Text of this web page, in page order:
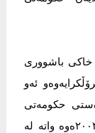
ریفراندۆمەوە سەدا ٥١ى خاکى باشوورى
ئەو
حکومەتى
هەرێمدایە هەمان ئەو رووبەرەیە کە لەپێش ٢٠٠٣ەوە واتە لە